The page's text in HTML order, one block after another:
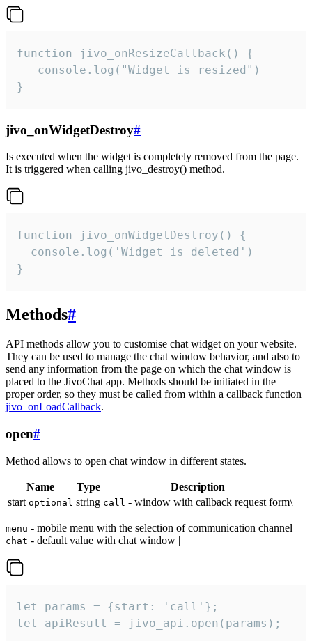
function jivo_onResizeCallback() {
   console.log("Widget is resized")
}
jivo_onWidgetDestroy#
Is executed when the widget is completely removed from the page.
It is triggered when calling jivo_destroy() method.
function jivo_onWidgetDestroy() {
  console.log('Widget is deleted')
}
Methods#
API methods allow you to customise chat widget on your website.
They can be used to manage the chat window behavior, and also to
send any information from the page on which the chat window is
placed to the JivoChat app. Methods should be initiated in the
proper order, so they must be called from within a callback function
jivo_onLoadCallback.
open#
Method allows to open chat window in different states.
Name Type
Description
start optional string call - window with callback request form\
menu - mobile menu with the selection of communication channel
chat - default value with chat window |
let params = {start: 'call'};
let apiResult = jivo_api.open(params);